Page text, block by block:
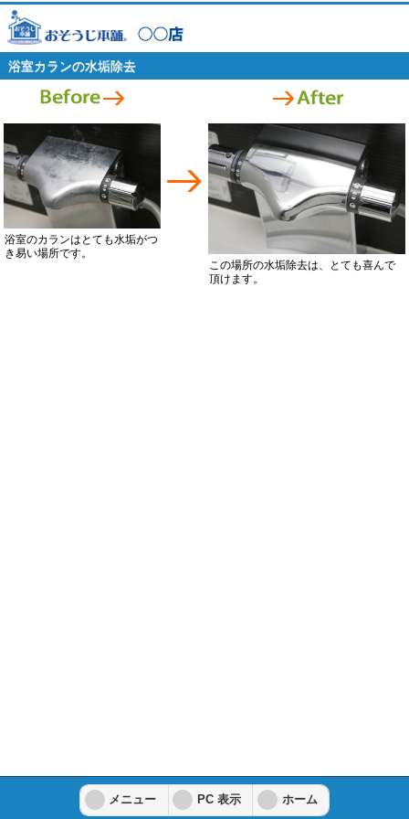
浴室カランの水垢除去
浴室のカランはとても水垢がつ
き易い場所です。
この場所の水垢除去は、とても喜んで
頂けます。
メニュー PC 表示 ホーム